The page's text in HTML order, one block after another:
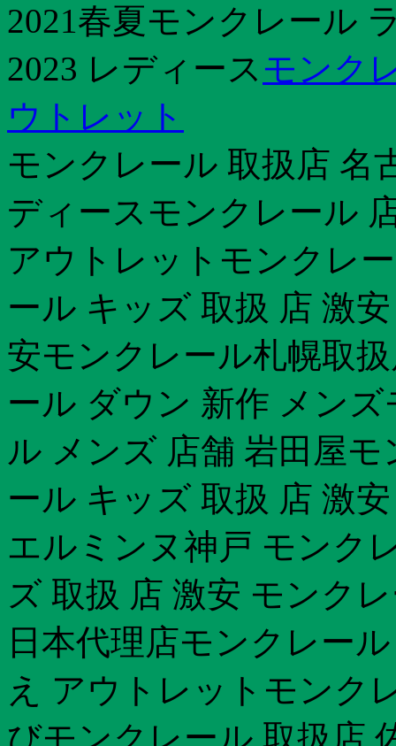
2021春夏モンクレール
2023 レディース モンク
ウトレット
モンクレール 取扱店 名
ディースモンクレール
アウトレットモンクレ
ール キッズ 取扱 店 激
安モンクレール札幌取
ール ダウン 新作 メン
ル メンズ 店舗 岩田屋
ール キッズ 取扱 店 激
エルミンヌ神戸 モンク
ズ 取扱 店 激安 モンク
日本代理店モンクレー
え アウトレットモンク
びモンクレール 取扱店